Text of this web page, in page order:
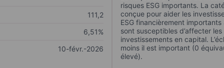
111,2
6,51%
10-févr.-2026
risques ESG importants. La
conçue pour aider les
ESG financièrement
sont susceptibles d’affecter
investissements en capital.
moins il est important (0
élevé).